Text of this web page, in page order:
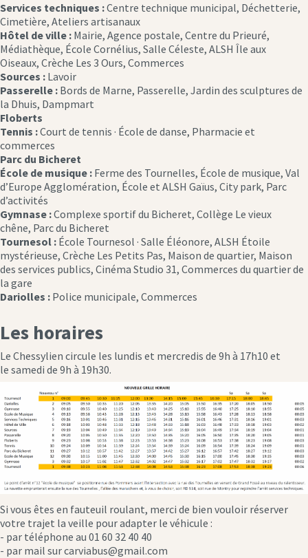
Services techniques :Centre technique municipal, Déchetterie,
Cimetière, Ateliers artisanaux
Hôtel de ville : Mairie, Agence postale, Centre du Prieuré,
Médiathèque, École Cornélius, Salle Céleste, ALSH Île aux
Oiseaux, Crèche Les 3 Ours, Commerces
Sources : Lavoir
Passerelle : Bords de Marne, Passerelle, Jardin des sculptures de
la Dhuis, Dampmart
Floberts
Tennis :Court de tennis · École de danse, Pharmacie et
commerces
Parc du Bicheret
École de musique : Ferme des Tournelles, École de musique, Val
d’Europe Agglomération, École et ALSH Gaïus, City park, Parc
d’activités
Gymnase :Complexe sportif du Bicheret, Collège Le vieux
chêne, Parc du Bicheret
Tournesol : École Tournesol · Salle Éléonore, ALSH Étoile
mystérieuse, Crèche Les Petits Pas, Maison de quartier, Maison
des services publics, Cinéma Studio 31, Commerces du quartier de
la gare
Dariolles : Police municipale, Commerces
Les horaires
Le Chessylien circule les lundis et mercredis de 9h à 17h10 et
le samedi de 9h à 19h30.
Si vous êtes en fauteuil roulant, merci de bien vouloir réserver
votre trajet la veille pour adapter le véhicule :
- par téléphone au 01 60 32 40 40
- par mail sur carviabus@gmail.com